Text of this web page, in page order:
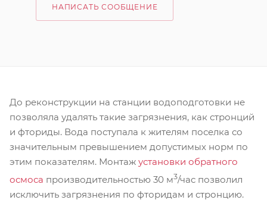
НАПИСАТЬ СООБЩЕНИЕ
До реконструкции на станции водоподготовки не
позволяла удалять такие загрязнения, как стронций
и фториды. Вода поступала к жителям поселка со
значительным превышением допустимых норм по
этим показателям. Монтаж установки обратного
осмоса производительностью 30 м3/час позволил
исключить загрязнения по фторидам и стронцию.